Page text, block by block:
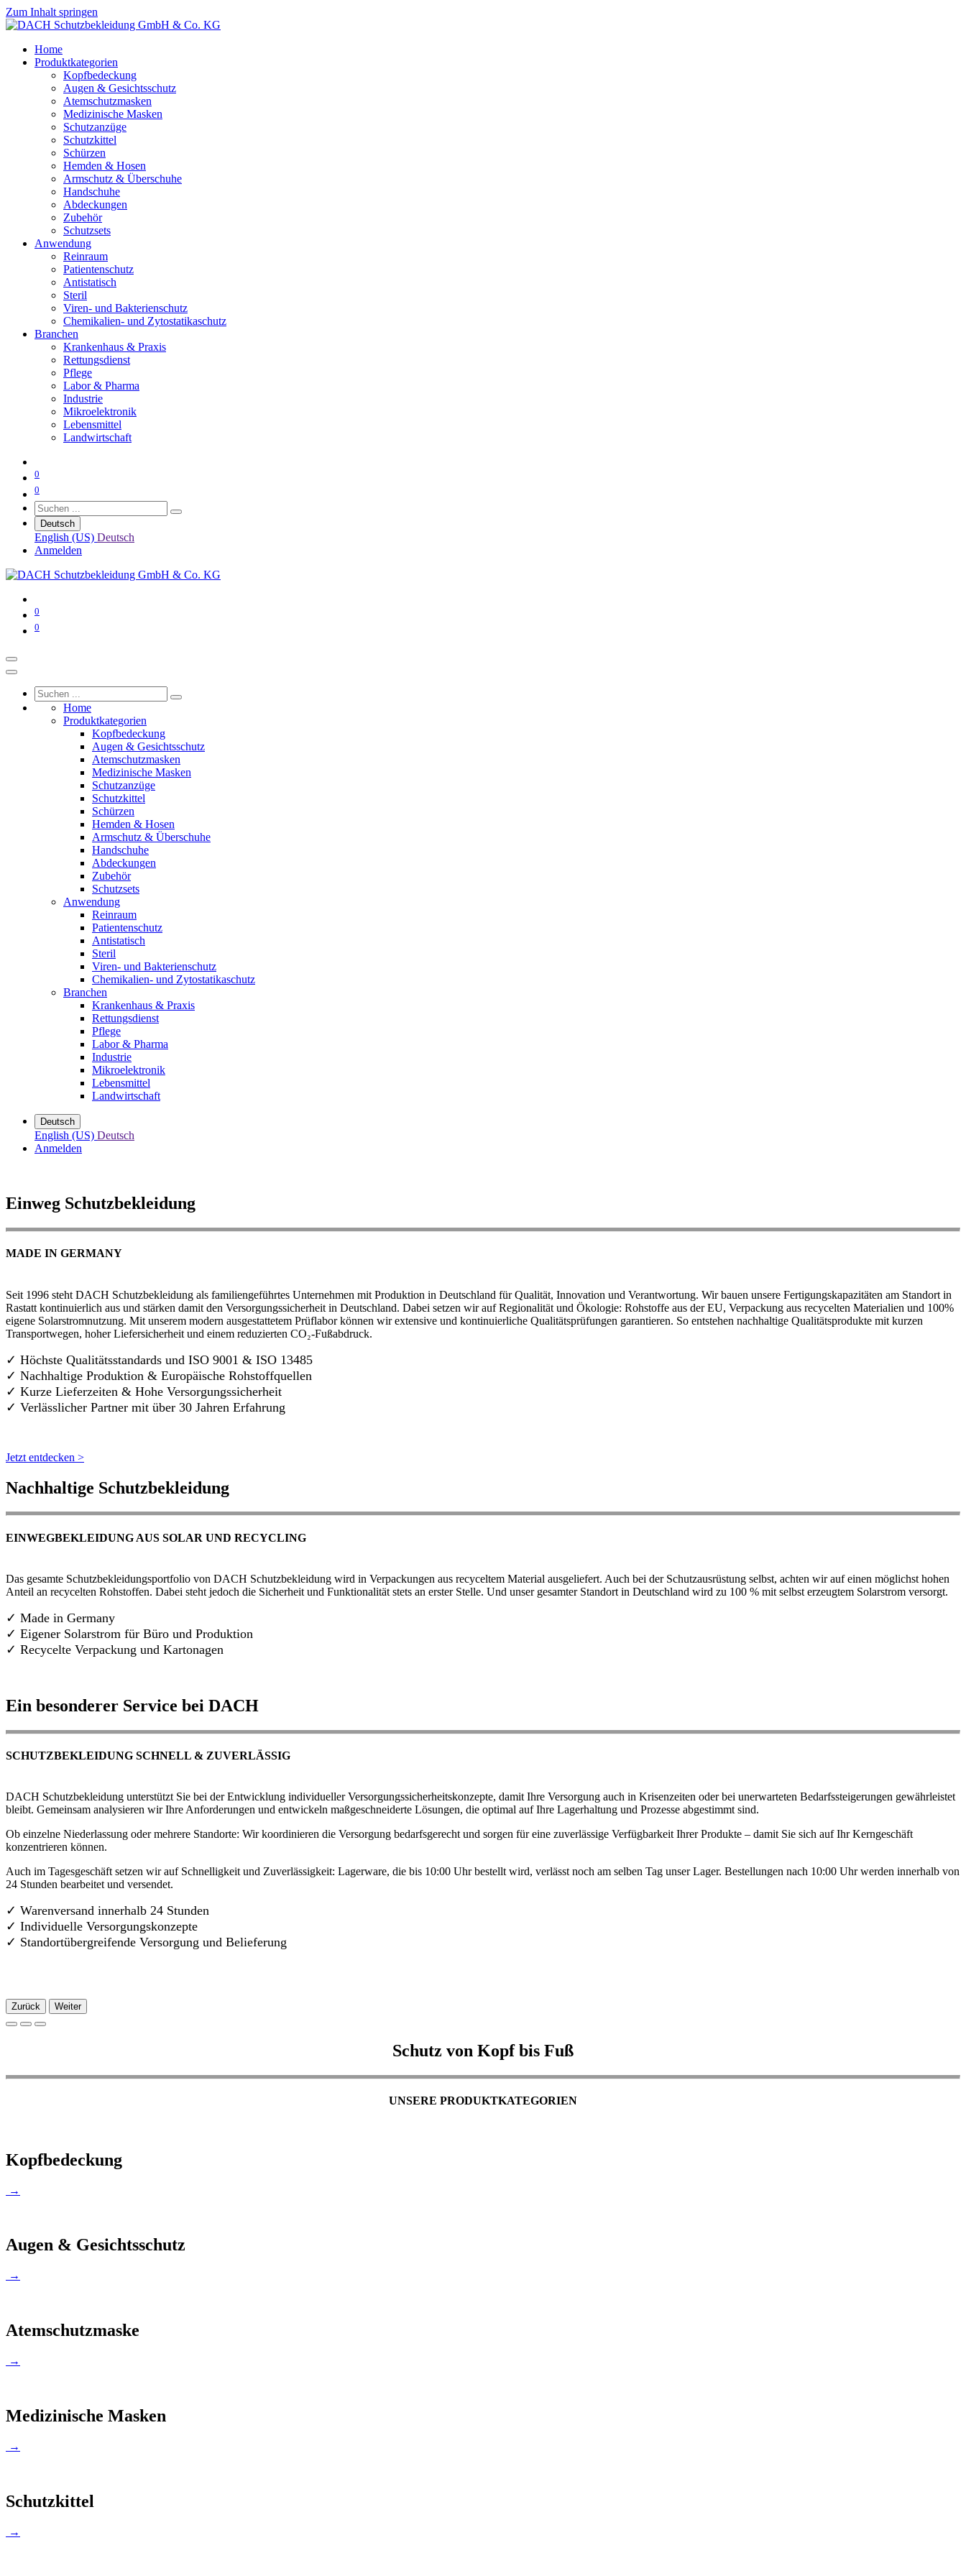
Zum Inhalt springen
Home
Produktkategorien
Kopfbedeckung
Augen & Gesichtsschutz
Atemschutzmasken
Medizinische Masken
Schutzanzüge
Schutzkittel
Schürzen
Hemden & Hosen
Armschutz & Überschuhe
Handschuhe
Abdeckungen
Zubehör
Schutzsets
Anwendung
Reinraum
Patientenschutz
Antistatisch
Steril
Viren- und Bakterienschutz
Chemikalien- und Zytostatikaschutz
Branchen
Krankenhaus & Praxis
Rettungsdienst
Pflege
Labor & Pharma
Industrie
Mikroelektronik
Lebensmittel
Landwirtschaft
0
0
Deutsch
English (US) Deutsch
Anmelden
0
0
Home
Produktkategorien
Kopfbedeckung
Augen & Gesichtsschutz
Atemschutzmasken
Medizinische Masken
Schutzanzüge
Schutzkittel
Schürzen
Hemden & Hosen
Armschutz & Überschuhe
Handschuhe
Abdeckungen
Zubehör
Schutzsets
Anwendung
Reinraum
Patientenschutz
Antistatisch
Steril
Viren- und Bakterienschutz
Chemikalien- und Zytostatikaschutz
Branchen
Krankenhaus & Praxis
Rettungsdienst
Pflege
Labor & Pharma
Industrie
Mikroelektronik
Lebensmittel
Landwirtschaft
Deutsch
English (US) Deutsch
Anmelden
Einweg Schutzbekleidung
MADE IN GERMANY
Seit 1996 steht DACH Schutzbekleidung als familiengeführtes Unternehmen mit Produktion in Deutschland für Qualität, Innovation und Verantwortung. Wir bauen unsere Fertigungskapazitäten am Standort in
Rastatt kontinuierlich aus und stärken damit den Versorgungssicherheit in Deutschland. Dabei setzen wir auf Regionalität und Ökologie: Rohstoffe aus der EU, Verpackung aus recycelten Materialien und 100%
eigene Solarstromnutzung. Mit unserem modern ausgestattetem Prüflabor können wir extensive und kontinuierliche Qualitätsprüfungen garantieren. So entstehen nachhaltige Qualitätsprodukte mit kurzen
Transportwegen, hoher Liefersicherheit und einem reduzierten CO₂-Fußabdruck.
✓ Höchste Qualitätsstandards und ISO 9001 & ISO 13485
✓ Nachhaltige Produktion & Europäische Rohstoffquellen
✓ Kurze Lieferzeiten & Hohe Versorgungssicherheit
✓ Verlässlicher Partner mit über 30 Jahren Erfahrung
Jetzt entdecken >
Nachhaltige Schutzbekleidung
EINWEGBEKLEIDUNG AUS SOLAR UND RECYCLING
Das gesamte Schutzbekleidungsportfolio von DACH Schutzbekleidung wird in Verpackungen aus recyceltem Material ausgeliefert. Auch bei der Schutzausrüstung selbst, achten wir auf einen möglichst hohen
Anteil an recycelten Rohstoffen. Dabei steht jedoch die Sicherheit und Funktionalität stets an erster Stelle. Und unser gesamter Standort in Deutschland wird zu 100 % mit selbst erzeugtem Solarstrom versorgt.
✓ Made in Germany
✓ Eigener Solarstrom für Büro und Produktion
✓ Recycelte Verpackung und Kartonagen
Ein besonderer Service bei DACH
SCHUTZBEKLEIDUNG SCHNELL & ZUVERLÄSSIG
DACH Schutzbekleidung unterstützt Sie bei der Entwicklung individueller Versorgungssicherheitskonzepte, damit Ihre Versorgung auch in Krisenzeiten oder bei unerwarteten Bedarfssteigerungen gewährleistet
bleibt. Gemeinsam analysieren wir Ihre Anforderungen und entwickeln maßgeschneiderte Lösungen, die optimal auf Ihre Lagerhaltung und Prozesse abgestimmt sind.
Ob einzelne Niederlassung oder mehrere Standorte: Wir koordinieren die Versorgung bedarfsgerecht und sorgen für eine zuverlässige Verfügbarkeit Ihrer Produkte – damit Sie sich auf Ihr Kerngeschäft
konzentrieren können.
Auch im Tagesgeschäft setzen wir auf Schnelligkeit und Zuverlässigkeit: Lagerware, die bis 10:00 Uhr bestellt wird, verlässt noch am selben Tag unser Lager. Bestellungen nach 10:00 Uhr werden innerhalb von
24 Stunden bearbeitet und versendet.
✓ Warenversand innerhalb 24 Stunden
✓ Individuelle Versorgungskonzepte
✓ Standortübergreifende Versorgung und Belieferung
Zurück Weiter
Schutz von Kopf bis Fuß
UNSERE PRODUKTKATEGORIEN
Kopfbedeckung
→
Augen & Gesichtsschutz
→
Atemschutzmaske
→
Medizinische Masken
→
Schutzkittel
→